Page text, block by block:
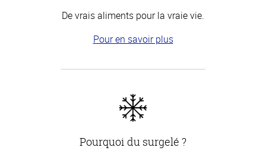
De vrais aliments pour la vraie vie.
Pour en savoir plus
Pourquoi du surgelé ?